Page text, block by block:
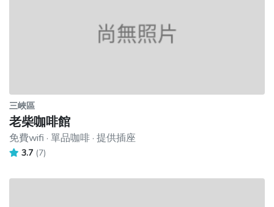
三峽區
老柴咖啡館
免費wifi · 單品咖啡 · 提供插座
3.7 (7)